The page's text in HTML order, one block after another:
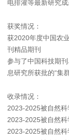
电排灌等最新研究成
获奖情况：
获2020年度中国农
刊精品期刊
参与了中国科技期
息研究所获批的“集
收录情况：
2023-2025被自然
2023-2025被自然
2023-2025被自然